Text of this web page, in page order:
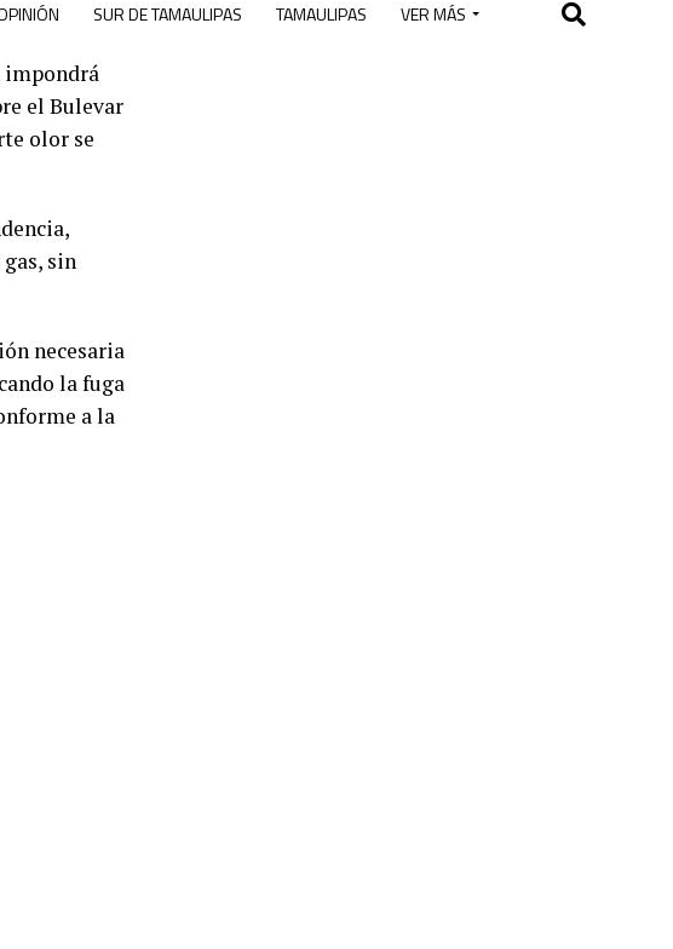
SUR DE TAMAULIPAS TAMAULIPAS VER MÁS
impondrá
el Bulevar
olor se
sin
necesaria
la fuga
a la